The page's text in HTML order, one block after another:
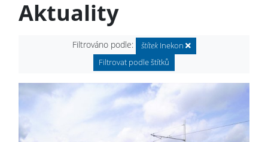
Aktuality
Filtrováno podle: štítekInekon
Filtrovat podle štítků